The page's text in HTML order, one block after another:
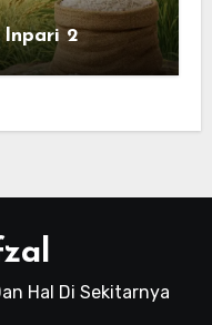
Inpari 2
Hal Di Sekitarnya